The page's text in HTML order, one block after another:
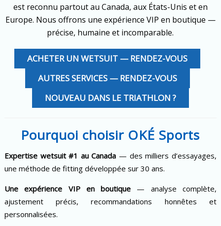
est reconnu partout au Canada, aux États-Unis et en
Europe. Nous offrons une expérience VIP en boutique —
précise, humaine et incomparable.
ACHETER UN WETSUIT — RENDEZ-VOUS
AUTRES SERVICES — RENDEZ-VOUS
NOUVEAU DANS LE TRIATHLON ?
Pourquoi choisir OKÉ Sports
Expertise wetsuit #1 au Canada — des milliers d’essayages,
une méthode de fitting développée sur 30 ans.
Une expérience VIP en boutique — analyse complète,
ajustement précis, recommandations honnêtes et
personnalisées.